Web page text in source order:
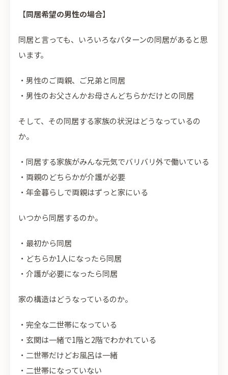
【同居希望の男性の場合】
同居と言っても、いろいろなパターンの同居があると思
います。
・男性のご両親、ご兄弟と同居
・男性のお父さんかお母さんどちらかだけとの同居
そして、その同居する家族の状況はどうなっているの
か。
・同居する家族がみんな元気でバリバリ外で働いている
・両親のどちらかが介護が必要
・年金暮らしで両親はずっと家にいる
いつから同居するのか。
・最初から同居
・どちらか1人になったら同居
・介護が必要になったら同居
家の構造はどうなっているのか。
・完全な二世帯になっている
・玄関は一緒で1階と2階でわかれている
・二世帯だけどお風呂は一緒
・二世帯になっていない